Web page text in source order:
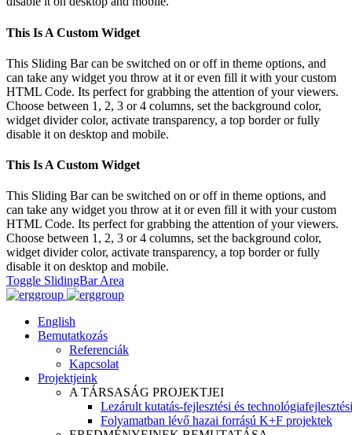
This Is A Custom Widget
This Sliding Bar can be switched on or off in theme options, and
can take any widget you throw at it or even fill it with your custom
HTML Code. Its perfect for grabbing the attention of your viewers.
Choose between 1, 2, 3 or 4 columns, set the background color,
widget divider color, activate transparency, a top border or fully
disable it on desktop and mobile.
This Is A Custom Widget
This Sliding Bar can be switched on or off in theme options, and
can take any widget you throw at it or even fill it with your custom
HTML Code. Its perfect for grabbing the attention of your viewers.
Choose between 1, 2, 3 or 4 columns, set the background color,
widget divider color, activate transparency, a top border or fully
disable it on desktop and mobile.
Toggle SlidingBar Area
English
Bemutatkozás
Referenciák
Kapcsolat
Projektjeink
A TÁRSASÁG PROJEKTJEI
Lezárult kutatás-fejlesztési és
Folyamatban lévő hazai forrású K+F projektek